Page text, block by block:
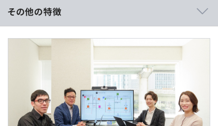
- バックエンド／フロント／インフラの領域分担はなく、
興味に応じて拡張可能
- 小さなチームなので設計レビュー・コードレビューが日
常的に行われる
■ 日本酒ボトルラベル認識IoT&AI機器システム開発
日本酒のボトルを差し込むと画像認識によりラベルから銘
- 賃金形態：月給
- 賃金の決定方法：当社規定により決定
- 基本給：約217,400円〜264,000円
- 固定残業代：40時間分、約62,600円～76,000円（超過分
は別途支給）
- 決算賞与：年2回支給
- その他定額手当：在宅勤務手当 5,000円
その他の特徴